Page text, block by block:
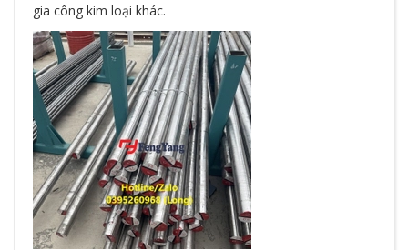
gia công kim loại khác.